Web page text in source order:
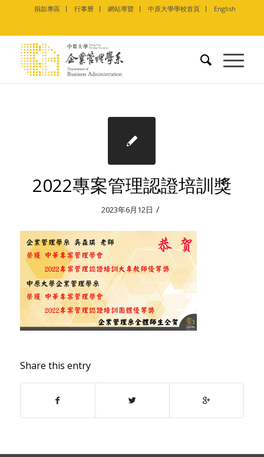
捐款專區 行事曆 網站導覽 中原大學學校首頁 English
2022專案管理認證培訓獎
2023年6月12日 /
Share this entry